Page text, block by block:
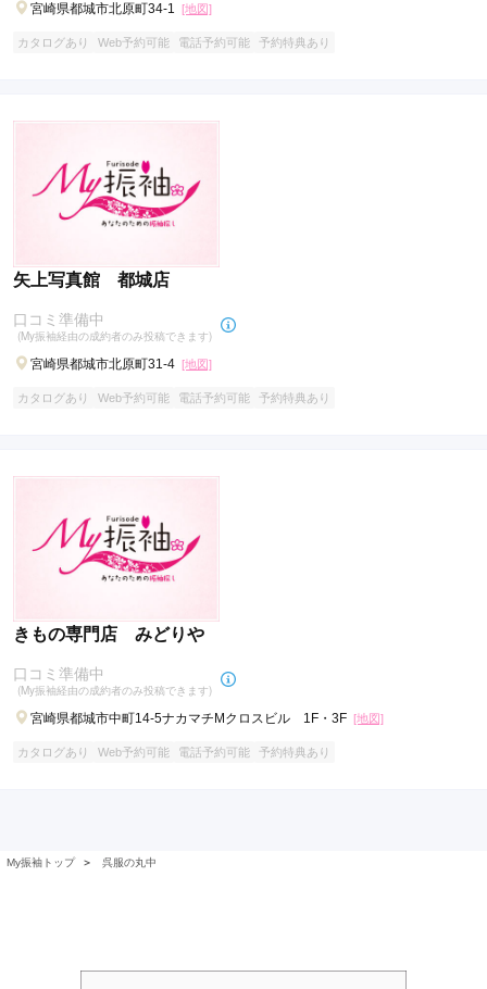
宮崎県都城市北原町34-1 [地図]
カタログあり Web予約可能 電話予約可能 予約特典あり
矢上写真館 都城店
口コミ準備中
(My振袖経由の成約者のみ投稿できます)
宮崎県都城市北原町31-4 [地図]
カタログあり Web予約可能 電話予約可能 予約特典あり
きもの専門店 みどりや
口コミ準備中
(My振袖経由の成約者のみ投稿できます)
宮崎県都城市中町14-5ナカマチMクロスビル 1F・3F [地図]
カタログあり Web予約可能 電話予約可能 予約特典あり
My振袖トップ ＞ 呉服の丸中